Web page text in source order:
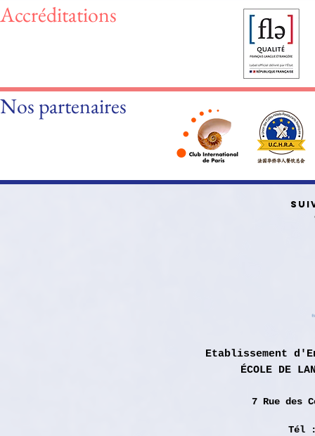
Accréditations
Nos partenaires
Etablissement
ÉCOLE DE
7 Rue des
Tél